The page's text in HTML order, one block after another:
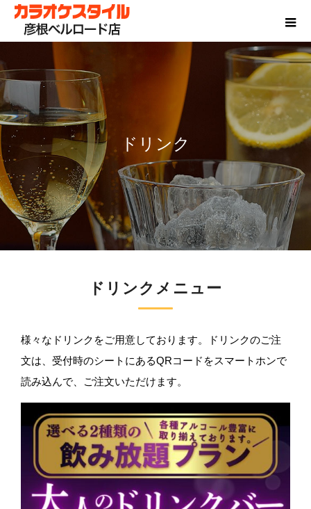
ドリンク
ドリンクメニュー
様々なドリンクをご用意しております。ドリンクのご注
文は、受付時のシートにあるQRコードをスマートホンで
読み込んで、ご注文いただけます。